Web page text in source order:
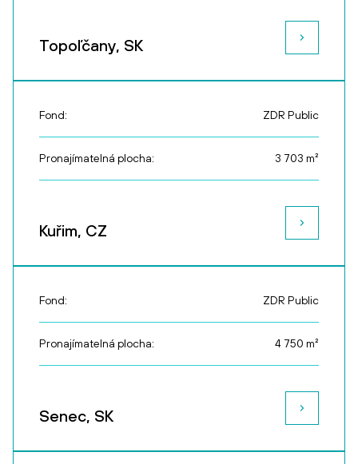
Topoľčany, SK
Fond: ZDR Public
Pronajímatelná plocha: 3 703 m²
Kuřim, CZ
Fond: ZDR Public
Pronajímatelná plocha: 4 750 m²
Senec, SK